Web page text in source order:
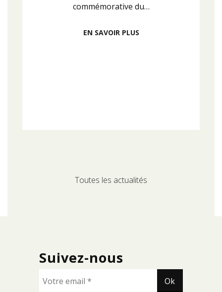
commémorative du…
EN SAVOIR PLUS
Toutes les actualités
Suivez-nous